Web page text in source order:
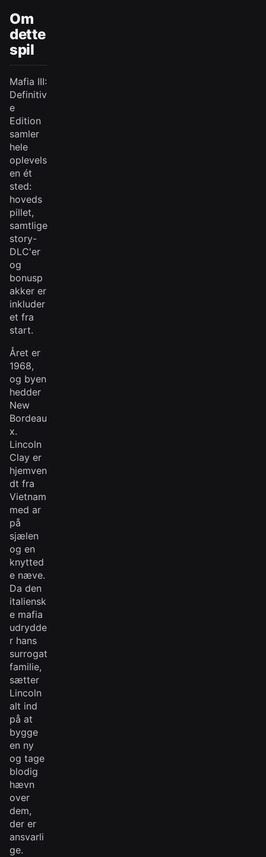
Om
dette
spil
Mafia III:
Definitiv
e
Edition
samler
hele
oplevels
en ét
sted:
hoveds
pillet,
samtlige
story-
DLC'er
og
bonusp
akker er
inkluder
et fra
start.
Året er
1968,
og byen
hedder
New
Bordeau
x.
Lincoln
Clay er
hjemven
dt fra
Vietnam
med ar
på
sjælen
og en
knytted
e næve.
Da den
italiensk
e mafia
udrydde
r hans
surrogat
familie,
sætter
Lincoln
alt ind
på at
bygge
en ny
og tage
blodig
hævn
over
dem,
der er
ansvarli
ge.